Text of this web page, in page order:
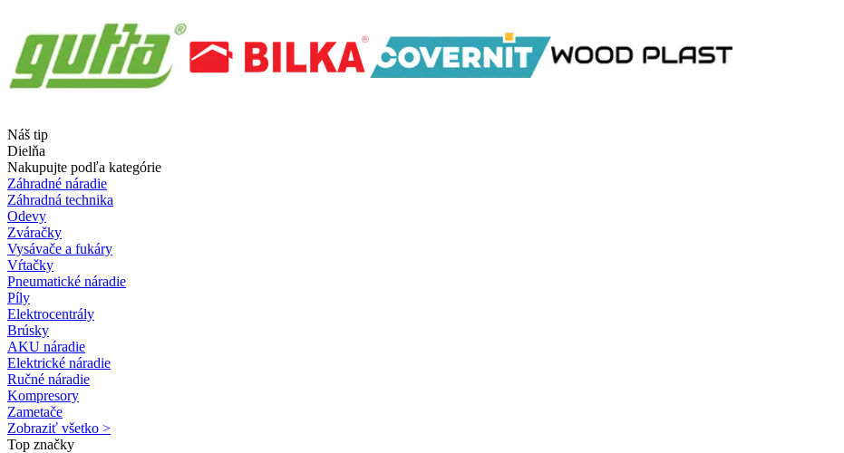
Náš tip
Dielňa
Nakupujte podľa kategórie
Záhradné náradie
Záhradná technika
Odevy
Zváračky
Vysávače a fukáry
Vŕtačky
Pneumatické náradie
Píly
Elektrocentrály
Brúsky
AKU náradie
Elektrické náradie
Ručné náradie
Kompresory
Zametače
Zobraziť všetko >
Top značky